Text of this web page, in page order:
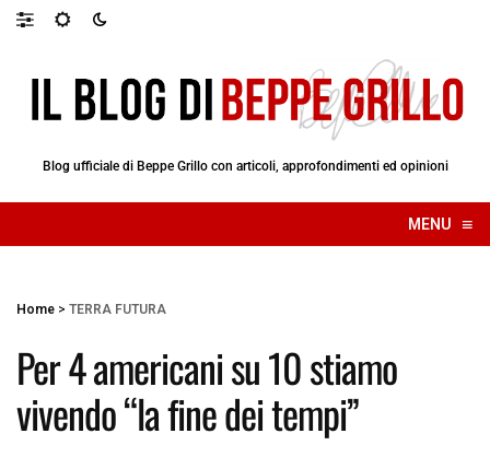
Blog ufficiale di Beppe Grillo con articoli, approfondimenti ed opinioni
MENU ≡
☰
Home > TERRA FUTURA
Per 4 americani su 10 stiamo
vivendo “la fine dei tempi”